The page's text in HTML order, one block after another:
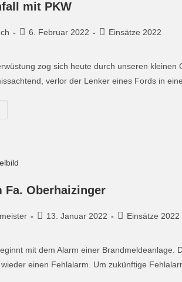
mit PKW
6. Februar 2022 Einsätze 2022
zog sich heute durch unseren
verlor der Lenker eines Fords in
Fa. Oberhaizinger
13. Januar 2022 Einsätze 2022
mit dem Alarm einer Brandmeldeanlage.
einen Fehlalarm. Um zukünftige